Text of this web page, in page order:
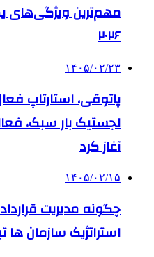
مهم‌ترین
۲۰۲۶
۱۴۰۵/۰۲/۲۳
پاتوقی، استارتاپ
لجستیک بار سبک،
آغاز کرد
۱۴۰۵/۰۲/۱۵
چگونه مدیریت
استراتژیک سازمان